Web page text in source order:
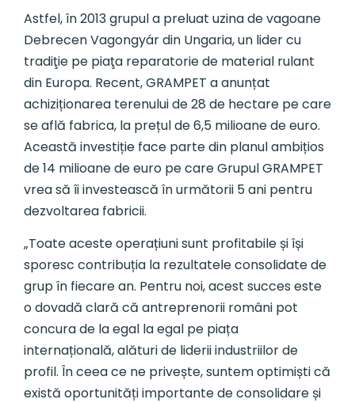
Astfel, în 2013 grupul a preluat uzina de vagoane
Debrecen Vagongyár din Ungaria, un lider cu
tradiţie pe piaţa reparatorie de material rulant
din Europa. Recent, GRAMPET a anunțat
achiziționarea terenului de 28 de hectare pe care
se află fabrica, la prețul de 6,5 milioane de euro.
Această investiție face parte din planul ambițios
de 14 milioane de euro pe care Grupul GRAMPET
vrea să îi investească în următorii 5 ani pentru
dezvoltarea fabricii.
„Toate aceste operațiuni sunt profitabile și își
sporesc contribuția la rezultatele consolidate de
grup în fiecare an. Pentru noi, acest succes este
o dovadă clară că antreprenorii români pot
concura de la egal la egal pe piața
internațională, alături de liderii industriilor de
profil. În ceea ce ne privește, suntem optimiști că
există oportunități importante de consolidare și